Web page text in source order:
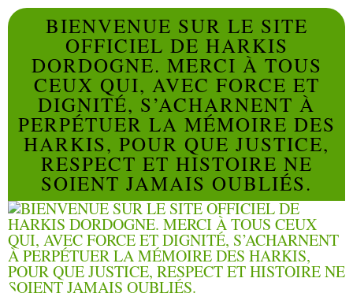
BIENVENUE SUR LE SITE
OFFICIEL DE HARKIS
DORDOGNE. MERCI À TOUS
CEUX QUI, AVEC FORCE ET
DIGNITÉ, S’ACHARNENT À
PERPÉTUER LA MÉMOIRE DES
HARKIS, POUR QUE JUSTICE,
RESPECT ET HISTOIRE NE
SOIENT JAMAIS OUBLIÉS.